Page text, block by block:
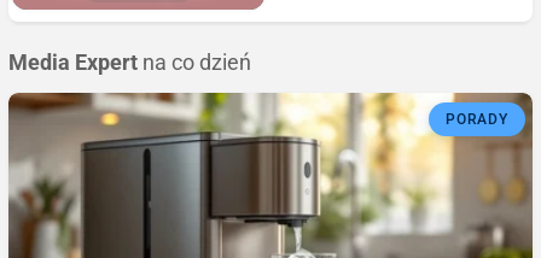
Media Expert na co dzień
PORADY